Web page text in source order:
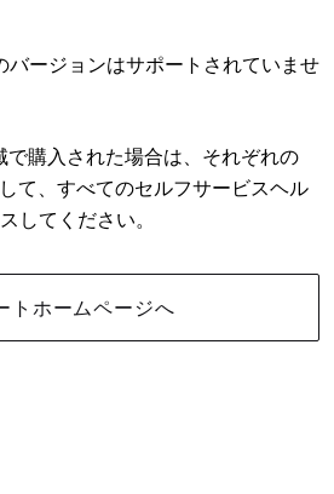
バージョンはサポートされていませ
購入された場合は、それぞれの
て、すべてのセルフサービスヘル
してください。
トホームページへ